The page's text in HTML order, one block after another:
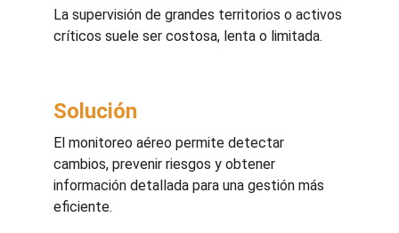
La supervisión de grandes territorios o activos
críticos suele ser costosa, lenta o limitada.
El monitoreo aéreo permite detectar
cambios, prevenir riesgos y obtener
información detallada para una gestión más
eficiente.
Solución